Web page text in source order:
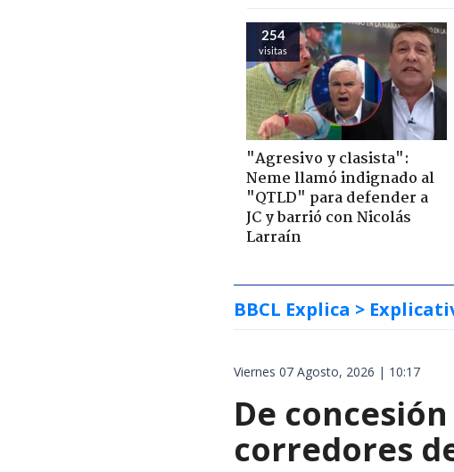
254
visitas
"Agresivo y clasista":
Neme llamó indignado al
"QTLD" para defender a
JC y barrió con Nicolás
Larraín
BBCL Explica >
Viernes 07 Agosto, 2026 | 10:17
De
corredores